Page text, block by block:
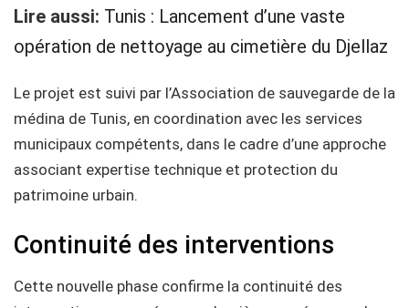
Lire aussi: Tunis : Lancement d’une vaste
opération de nettoyage au cimetière du Djellaz
Le projet est suivi par l’Association de sauvegarde de la
médina de Tunis, en coordination avec les services
municipaux compétents, dans le cadre d’une approche
associant expertise technique et protection du
patrimoine urbain.
Continuité des interventions
Cette nouvelle phase confirme la continuité des